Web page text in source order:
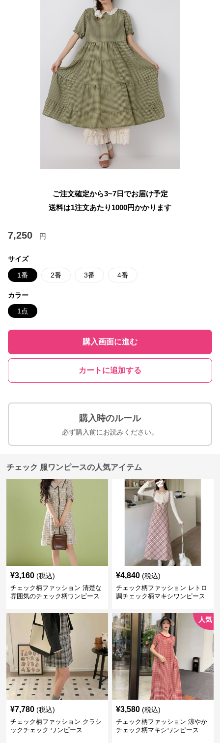
ご注文確定から3~7日でお届け予定
送料は1注文あたり 1000円かかります
7,250 円
サイズ
1番 2番 3番 4番
カラー
1点
購入画面に進む
カートに追加する
購入時のルール
必ず購入前にお読みください。
チェック 服ワンピースの人気アイテム
¥3,160 (税込)
チェック柄ファッション 清楚な
雰囲気のチェック柄ワンピース
¥4,840 (税込)
チェック柄ファッション レトロ
調チェック柄マキシワンピース
¥7,780 (税込)
チェック柄ファッション クラシ
ックチェック ワンピース
人気
¥3,580 (税込)
チェック柄ファッション 涼やか
チェック柄マキシワンピース